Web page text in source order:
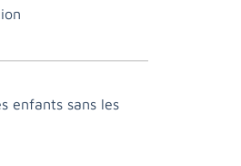
enfants sans les